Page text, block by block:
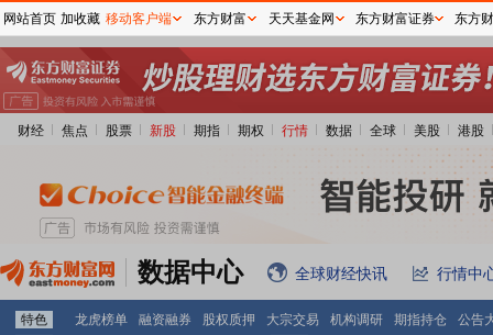
财经 焦点 股票 新股 期指 期权 行情 数据 全球 美股 港股
数据中心 全球财经快讯 行情中
特色 龙虎榜单 融资融券 股权质押 大宗交易 机构调研 期指持仓
公告
网站首页 加收藏 移动客户端 东方财富 天天基金网 东方财富证券 东方